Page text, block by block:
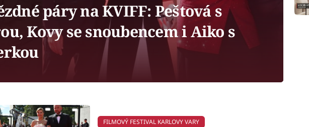
páry na KVIFF: Peštová s
Kovy se snoubencem i Aiko s
FILMOVÝ FESTIVAL KARLOVY VARY